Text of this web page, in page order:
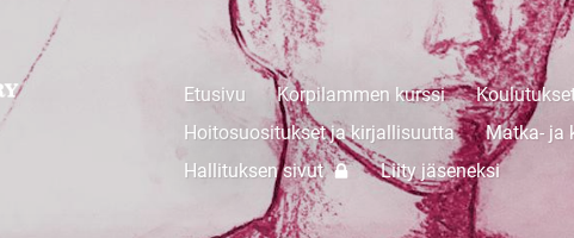
Etusivu Korpilammen kurssi
Hoitosuositukset ja kirjallisuutta
Matka- ja
Hallituksen sivut
Liity jäseneksi